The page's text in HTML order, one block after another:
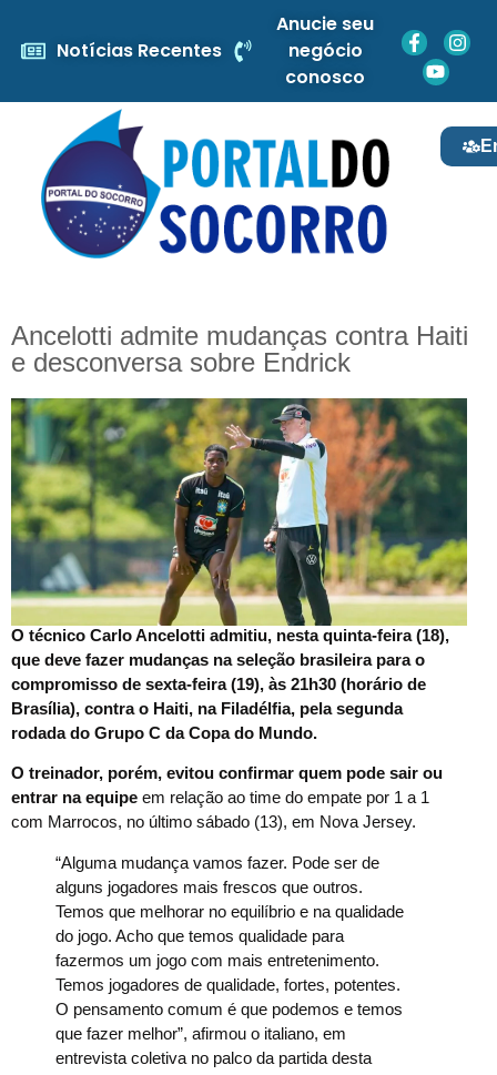
Notícias Recentes
Anucie seu
negócio
conosco
Ancelotti admite mudanças contra Haiti
e desconversa sobre Endrick
O técnico Carlo Ancelotti admitiu, nesta quinta-feira (18),
que deve fazer mudanças na seleção brasileira para o
compromisso de sexta-feira (19), às 21h30 (horário de
Brasília), contra o Haiti, na Filadélfia, pela segunda
rodada do Grupo C da Copa do Mundo.
O treinador, porém, evitou confirmar quem pode sair ou
entrar na equipe em relação ao time do empate por 1 a 1
com Marrocos, no último sábado (13), em Nova Jersey.
“Alguma mudança vamos fazer. Pode ser de
alguns jogadores mais frescos que outros.
Temos que melhorar no equilíbrio e na qualidade
do jogo. Acho que temos qualidade para
fazermos um jogo com mais entretenimento.
Temos jogadores de qualidade, fortes, potentes.
O pensamento comum é que podemos e temos
que fazer melhor”, afirmou o italiano, em
entrevista coletiva no palco da partida desta